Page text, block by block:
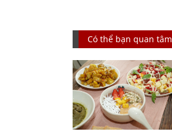
Có thể bạn quan tâm